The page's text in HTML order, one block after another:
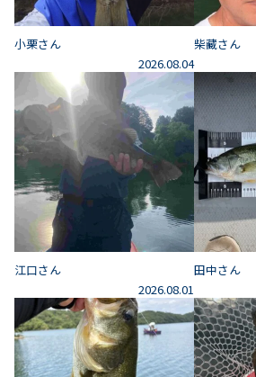
小栗さん
2026.08.04
柴藏さん
江口さん
2026.08.01
田中さん